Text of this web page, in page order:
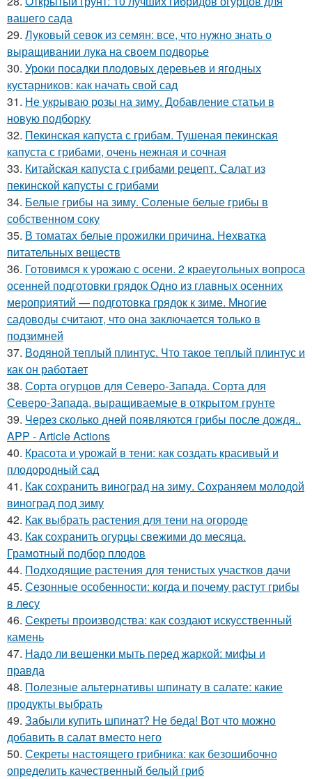
вашего сада
29. Луковый севок из семян: все, что нужно знать о
выращивании лука на своем подворье
30. Уроки посадки плодовых деревьев и ягодных
кустарников: как начать свой сад
31. Не укрываю розы на зиму. Добавление статьи в
новую подборку
32. Пекинская капуста с грибам. Тушеная пекинская
капуста с грибами, очень нежная и сочная
33. Китайская капуста с грибами рецепт. Салат из
пекинской капусты с грибами
34. Белые грибы на зиму. Соленые белые грибы в
собственном соку
35. В томатах белые прожилки причина. Нехватка
питательных веществ
36. Готовимся к урожаю с осени. 2 краеугольных вопроса
осенней подготовки грядок Одно из главных осенних
мероприятий — подготовка грядок к зиме. Многие
садоводы считают, что она заключается только в
подзимней
37. Водяной теплый плинтус. Что такое теплый плинтус и
как он работает
38. Сорта огурцов для Северо-Запада. Сорта для
Северо-Запада, выращиваемые в открытом грунте
39. Через сколько дней появляются грибы после дождя..
APP - Article Actions
40. Красота и урожай в тени: как создать красивый и
плодородный сад
41. Как сохранить виноград на зиму. Сохраняем молодой
виноград под зиму
42. Как выбрать растения для тени на огороде
43. Как сохранить огурцы свежими до месяца.
Грамотный подбор плодов
44. Подходящие растения для тенистых участков дачи
45. Сезонные особенности: когда и почему растут грибы
в лесу
46. Секреты производства: как создают искусственный
камень
47. Надо ли вешенки мыть перед жаркой: мифы и
правда
48. Полезные альтернативы шпинату в салате: какие
продукты выбрать
49. Забыли купить шпинат? Не беда! Вот что можно
добавить в салат вместо него
50. Секреты настоящего грибника: как безошибочно
определить качественный белый гриб